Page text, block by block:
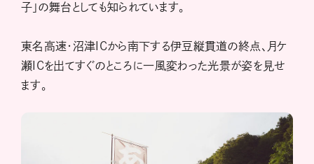
子」の舞台としても知られています。
東名高速・沼津ICから南下する伊豆縦貫道の終点、月ケ
瀬ICを出てすぐのところに一風変わった光景が姿を見せ
ます。